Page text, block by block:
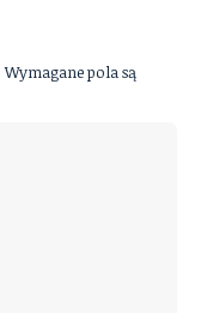
Wymagane pola są